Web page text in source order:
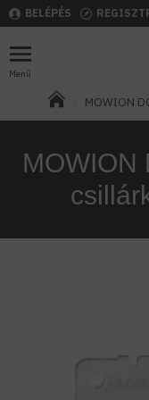
BELÉPÉS
MOWION
MOWION